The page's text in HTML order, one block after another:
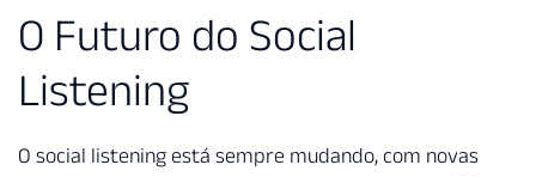
O Futuro do Social
Listening
O social listening está sempre mudando, com novas